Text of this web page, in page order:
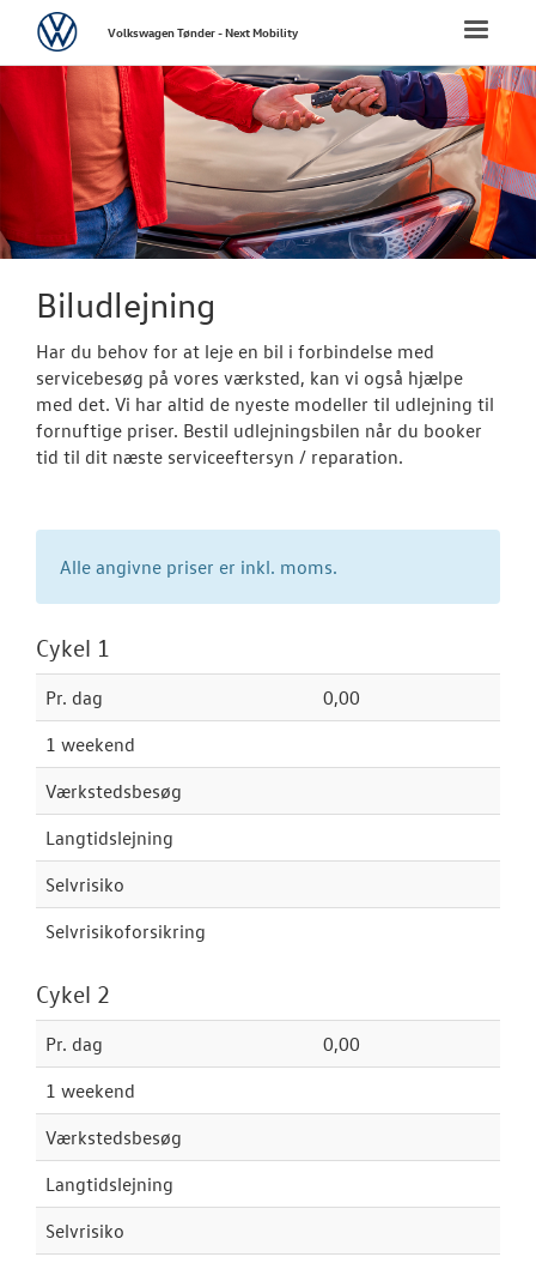
FORSIDE
NYE
NYE VAREBILER
VÆRKSTED
Bestil tid på
Biludlejning
Service 5+
Toggle
VolkswagenVolkswagen Tønder - Next Mobility
Biludlejning
Har du behov for at leje en bil i forbindelse med
servicebesøg på vores værksted, kan vi også hjælpe
med det. Vi har altid de nyeste modeller til udlejning til
fornuftige priser. Bestil udlejningsbilen når du booker
tid til dit næste serviceeftersyn / reparation.
Alle angivne priser er inkl. moms.
Cykel 1
Pr. dag
0,00
1 weekend
Værkstedsbesøg
Langtidslejning
Selvrisiko
Selvrisikoforsikring
Cykel 2
Pr. dag
0,00
1 weekend
Værkstedsbesøg
Langtidslejning
Selvrisiko